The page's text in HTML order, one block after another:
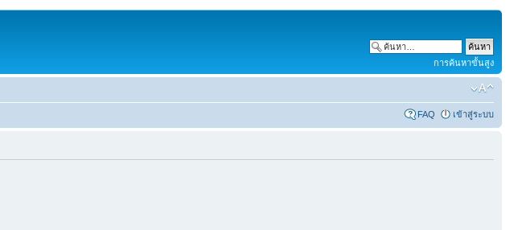
การค้นหาขั้นสูง
FAQ เข้าสู่ระบบ